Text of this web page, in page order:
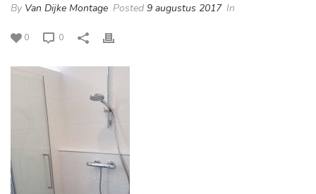
By Van Dijke Montage Posted 9 augustus 2017 In
0 0